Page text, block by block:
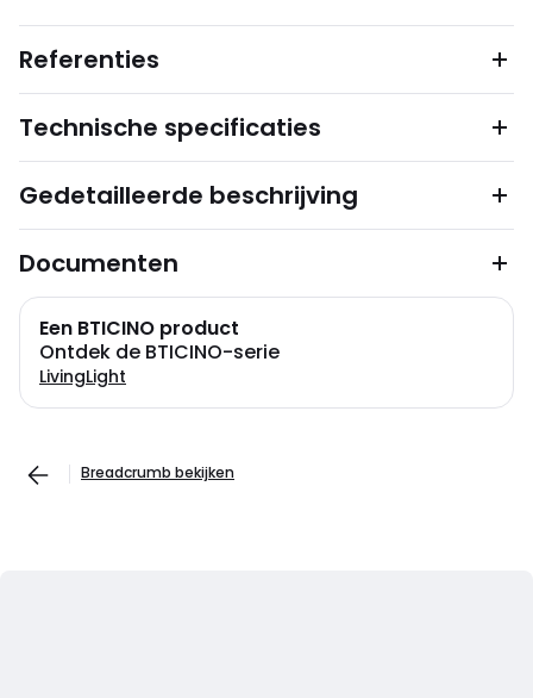
Referenties
Technische specificaties
Gedetailleerde beschrijving
Documenten
Een BTICINO product
Ontdek de BTICINO-serie
LivingLight
Breadcrumb bekijken